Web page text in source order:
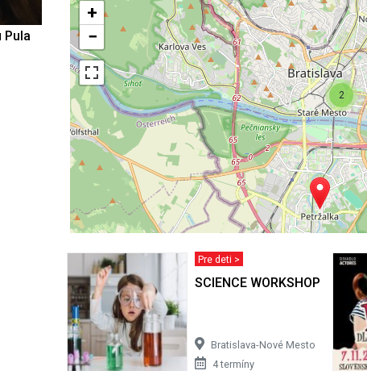
Pula
2
+
−
Pre deti >
SCIENCE WORKSHOP
Bratislava-Nové Mesto
4 termíny